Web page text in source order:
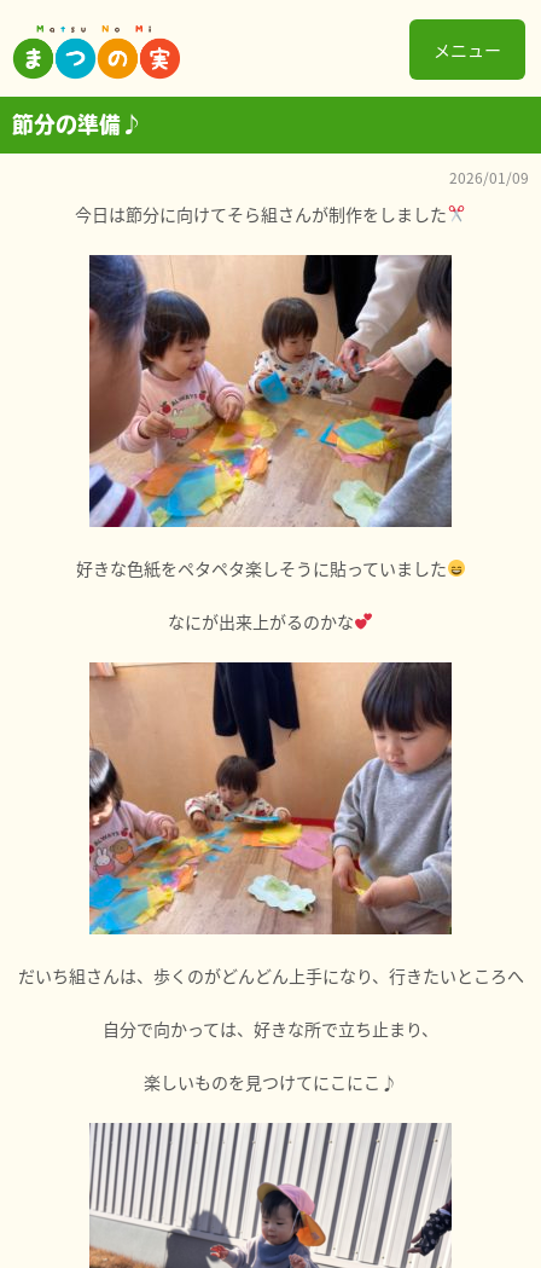
メニュー
節分の準備♪
2026/01/09
今日は節分に向けてそら組さんが制作をしました
好きな色紙をペタペタ楽しそうに貼っていました
なにが出来上がるのかな
だいち組さんは、歩くのがどんどん上手になり、行きたいところへ
自分で向かっては、好きな所で立ち止まり、
楽しいものを見つけてにこにこ♪